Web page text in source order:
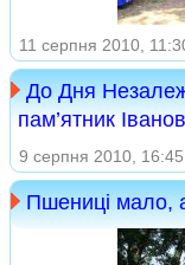
11 серпня 2010,
До Дня
пам’ятник
9 серпня 2010,
Пшениці мало,